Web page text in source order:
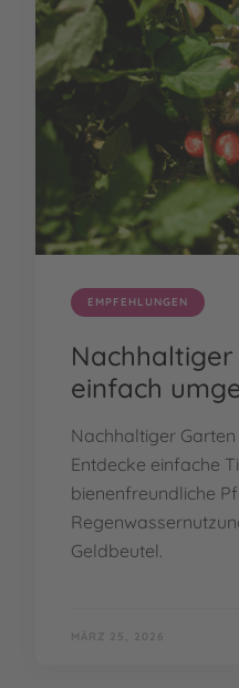
EMPFEHLUNGEN
einfach
Nachhaltiger
Entdecke einfache
bienenfreundliche
Geldbeutel.
MÄRZ 25, 2026